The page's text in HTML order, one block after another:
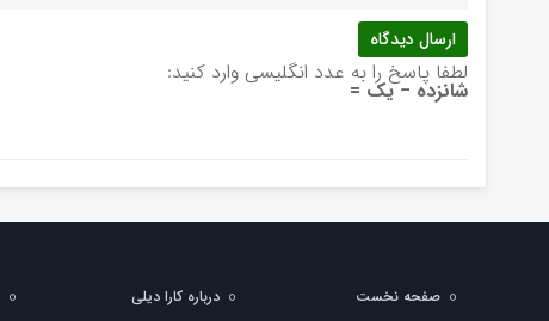
لطفا پاسخ را به عدد انگلیسی وارد کنید:
شانزده − یک =
صفحه نخست درباره کارا دیلی